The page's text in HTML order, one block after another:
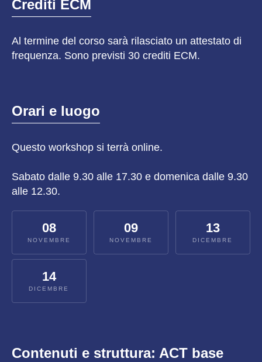
Crediti ECM
Al termine del corso sarà rilasciato un attestato di
frequenza. Sono previsti 30 crediti ECM.
Orari e luogo
Questo workshop si terrà online.
Sabato dalle 9.30 alle 17.30 e domenica dalle 9.30
alle 12.30.
08
NOVEMBRE
09
NOVEMBRE
13
DICEMBRE
14
DICEMBRE
Contenuti e struttura: ACT base